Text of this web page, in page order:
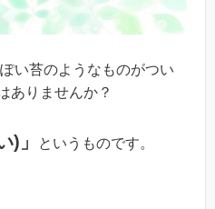
い苔のようなものがつい
ありませんか？
) 」 というものです。